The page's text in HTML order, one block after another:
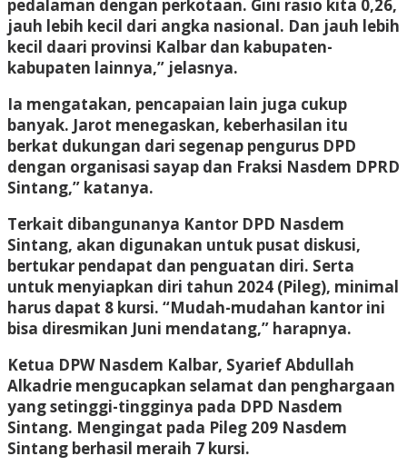
pedalaman dengan perkotaan. Gini rasio kita 0,26,
jauh lebih kecil dari angka nasional. Dan jauh lebih
kecil daari provinsi Kalbar dan kabupaten-
kabupaten lainnya,” jelasnya.
Ia mengatakan, pencapaian lain juga cukup
banyak. Jarot menegaskan, keberhasilan itu
berkat dukungan dari segenap pengurus DPD
dengan organisasi sayap dan Fraksi Nasdem DPRD
Sintang,” katanya.
Terkait dibangunanya Kantor DPD Nasdem
Sintang, akan digunakan untuk pusat diskusi,
bertukar pendapat dan penguatan diri. Serta
untuk menyiapkan diri tahun 2024 (Pileg), minimal
harus dapat 8 kursi. “Mudah-mudahan kantor ini
bisa diresmikan Juni mendatang,” harapnya.
Ketua DPW Nasdem Kalbar, Syarief Abdullah
Alkadrie mengucapkan selamat dan penghargaan
yang setinggi-tingginya pada DPD Nasdem
Sintang. Mengingat pada Pileg 209 Nasdem
Sintang berhasil meraih 7 kursi.